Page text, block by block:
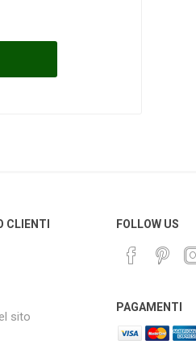
CLIENTI
sito
FOLLOW US
PAGAMENTI